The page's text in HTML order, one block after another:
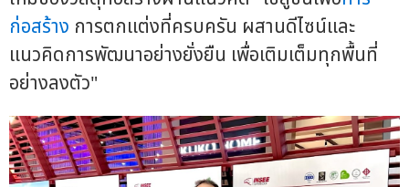
ก่อสร้าง การตกแต่งที่ครบครัน ผสานดีไซน์และ
แนวคิดการพัฒนาอย่างยั่งยืน เพื่อเติมเต็มทุกพื้นที่
อย่างลงตัว"